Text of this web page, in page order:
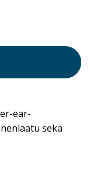
ear-
sekä